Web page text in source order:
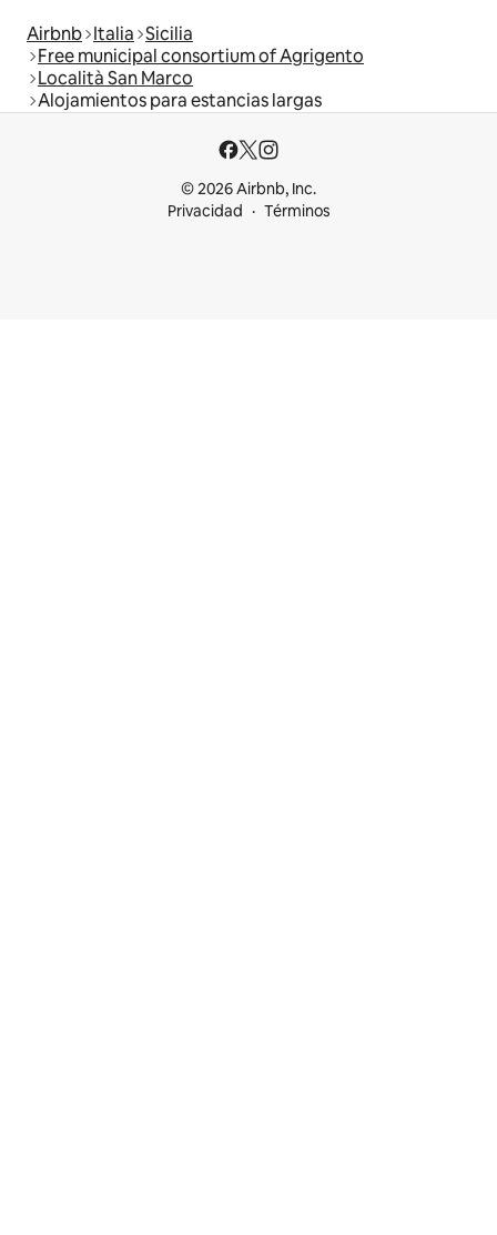
Airbnb Italia Sicilia
Free municipal consortium of Agrigento
Località San Marco
Alojamientos para estancias largas
© 2026 Airbnb, Inc.
Privacidad
Términos